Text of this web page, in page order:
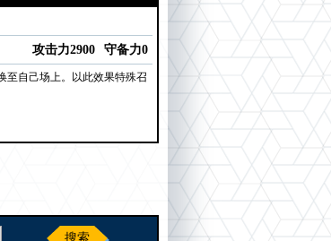
攻击力2900 守备力0
至自己场上。以此效果特殊召
搜索